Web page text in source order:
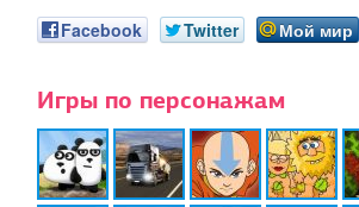
Facebook Twitter Мой мир
Игры по персонажам